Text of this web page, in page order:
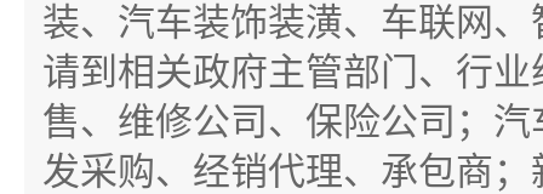
装、汽车装饰装潢、车联网
请到相关政府主管部门、行
售、维修公司、保险公司；
发采购、经销代理、承包商